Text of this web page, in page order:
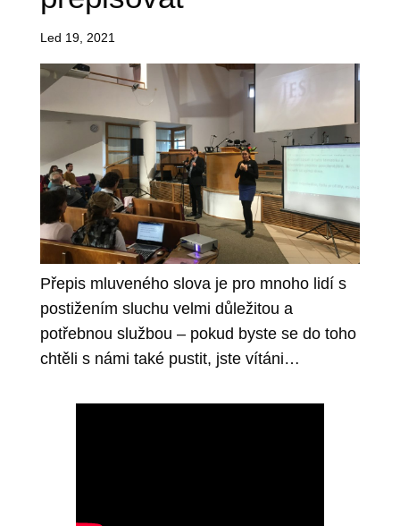
Led 19, 2021
Přepis mluveného slova je pro mnoho lidí s
postižením sluchu velmi důležitou a
potřebnou službou – pokud byste se do toho
chtěli s námi také pustit, jste vítáni…